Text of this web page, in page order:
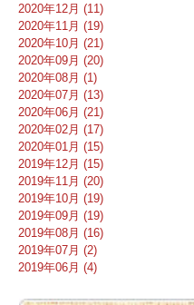
2020年12月 (11)
2020年11月 (19)
2020年10月 (21)
2020年09月 (20)
2020年08月 (1)
2020年07月 (13)
2020年06月 (21)
2020年02月 (17)
2020年01月 (15)
2019年12月 (15)
2019年11月 (20)
2019年10月 (19)
2019年09月 (19)
2019年08月 (16)
2019年07月 (2)
2019年06月 (4)